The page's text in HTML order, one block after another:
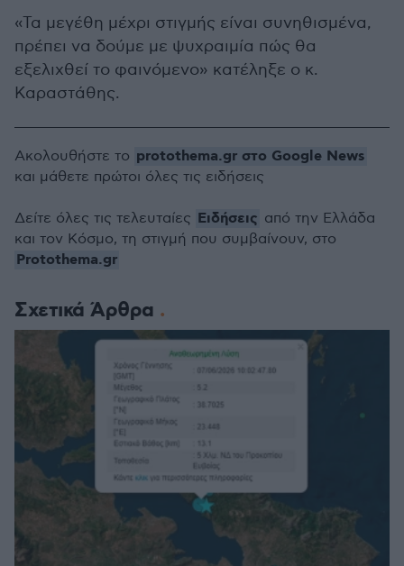
«Τα μεγέθη μέχρι στιγμής είναι συνηθισμένα,
πρέπει να δούμε με ψυχραιμία πώς θα
εξελιχθεί το φαινόμενο» κατέληξε ο κ.
Καραστάθης.
Σχετικά Άρθρα
Ακολουθήστε το protothema.gr στο Google News
και μάθετε πρώτοι όλες τις ειδήσεις
Δείτε όλες τις τελευταίες Ειδήσεις από την Ελλάδα
και τον Κόσμο, τη στιγμή που συμβαίνουν, στο
Protothema.gr